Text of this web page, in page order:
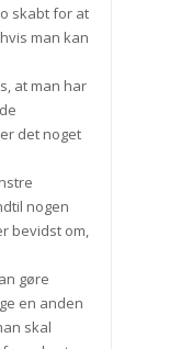
skabt for at
man kan
at man har
det noget
nogen
bevidst om,
gøre
en anden
skal